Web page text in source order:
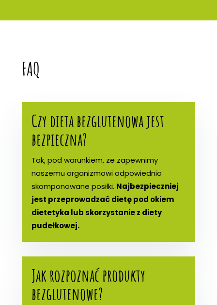
FAQ
Czy dieta bezglutenowa jest
bezpieczna?
Tak, pod warunkiem, że zapewnimy
naszemu organizmowi odpowiednio
skomponowane posiłki. Najbezpieczniej
jest przeprowadzać dietę pod okiem
dietetyka lub skorzystanie z diety
pudełkowej.
Jak rozpoznać produkty
bezglutenowe?